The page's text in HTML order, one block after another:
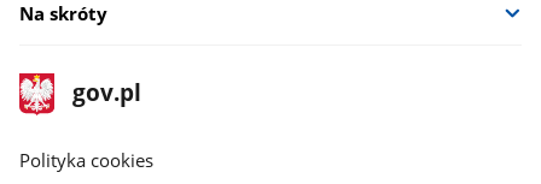
Na skróty
stopka
gov.pl
Strona
gov.pl
gov.pl
Polityka cookies